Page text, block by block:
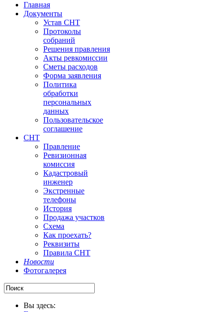
Главная
Документы
Устав СНТ
Протоколы
собраний
Решения правления
Акты ревкомиссии
Сметы расходов
Форма заявления
Политика
обработки
персональных
данных
Пользовательское
соглашение
СНТ
Правление
Ревизионная
комиссия
Кадастровый
инженер
Экстренные
телефоны
История
Продажа участков
Схема
Как проехать?
Реквизиты
Правила СНТ
Новости
Фотогалерея
Вы здесь: